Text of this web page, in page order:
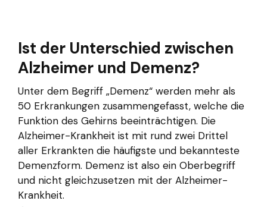
Ist der Unterschied zwischen
Alzheimer und Demenz?
Unter dem Begriff „Demenz“ werden mehr als
50 Erkrankungen zusammengefasst, welche die
Funktion des Gehirns beeinträchtigen. Die
Alzheimer-Krankheit ist mit rund zwei Drittel
aller Erkrankten die häufigste und bekannteste
Demenzform. Demenz ist also ein Oberbegriff
und nicht gleichzusetzen mit der Alzheimer-
Krankheit.